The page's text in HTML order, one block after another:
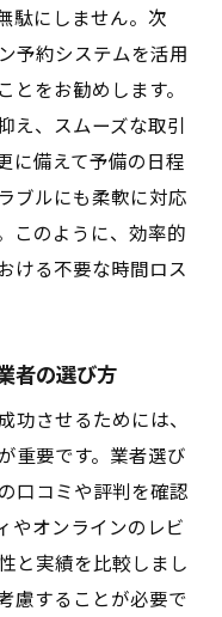
める
ト
整える
めるコツ
把握する
に広島県呉市川尻
事項
意点
ローチ
ける買取プロセス
駄にしません。次
予約システムを活用
とをお勧めします。
え、スムーズな取引
に備えて予備の日程
ブルにも柔軟に対応
このように、効率的
ける不要な時間ロス
者の選び方
功させるためには、
重要です。業者選び
口コミや評判を確認
やオンラインのレビ
と実績を比較しまし
慮することが必要で